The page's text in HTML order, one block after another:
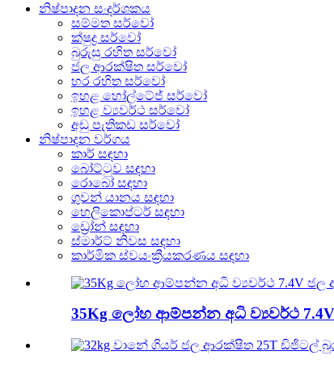
නිෂ්පාදන සංදර්ශකය
සම්මත සර්වෝ
ක්ෂුද්‍ර සර්වෝ
බුරුසු රහිත සර්වෝ
ජල ආරක්ෂිත සර්වෝ
හර රහිත සර්වෝ
ඉහළ හෝල්ටේජ් සර්වෝ
ඉහළ ව්‍යවර්ථ සර්වෝ
අඩු පැතිකඩ සර්වෝ
නිෂ්පාදන වර්ගය
කාර් සඳහා
බෝට්ටුව සඳහා
රොබෝ සඳහා
ගුවන් යානය සඳහා
හෙලිකොප්ටර් සඳහා
ඩ්‍රෝන් සඳහා
ස්මාර්ට් නිවස සඳහා
කාර්මික ස්වයංක්‍රීයකරණය සඳහා
35Kg ලෝහ ආම්පන්න අධි ව්‍යවර්ථ